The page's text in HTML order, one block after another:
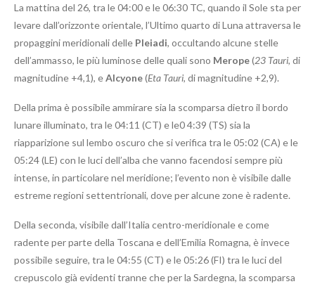
La mattina del 26, tra le 04:00 e le 06:30 TC, quando il Sole sta per
levare dall’orizzonte orientale, l’Ultimo quarto di Luna attraversa le
propaggini meridionali delle Pleiadi, occultando alcune stelle
dell’ammasso, le più luminose delle quali sono Merope(23 Tauri, di
magnitudine +4,1), eAlcyone(Eta Tauri, di magnitudine +2,9).
Della prima è possibile ammirare sia la scomparsa dietro il bordo
lunare illuminato, tra le 04:11 (CT) e le0 4:39 (TS) sia la
riapparizione sul lembo oscuro che si verifica tra le 05:02 (CA) e le
05:24 (LE) con le luci dell’alba che vanno facendosi sempre più
intense, in particolare nel meridione; l’evento non è visibile dalle
estreme regioni settentrionali, dove per alcune zone è radente.
Della seconda, visibile dall’Italia centro-meridionale e come
radente per parte della Toscana e dell’Emilia Romagna, è invece
possibile seguire, tra le 04:55 (CT) e le 05:26 (FI) tra le luci del
crepuscolo già evidenti tranne che per la Sardegna, la scomparsa